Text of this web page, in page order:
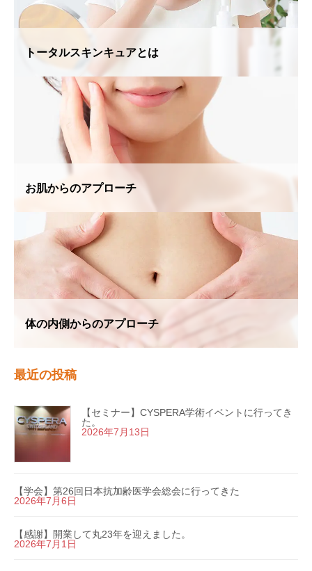
トータルスキンキュアとは
お肌からのアプローチ
体の内側からのアプローチ
最近の投稿
【セミナー】CYSPERA学術イベントに行ってき
た。
2026年7月13日
【学会】第26回日本抗加齢医学会総会に行ってきた
2026年7月6日
【感謝】開業して丸23年を迎えました。
2026年7月1日